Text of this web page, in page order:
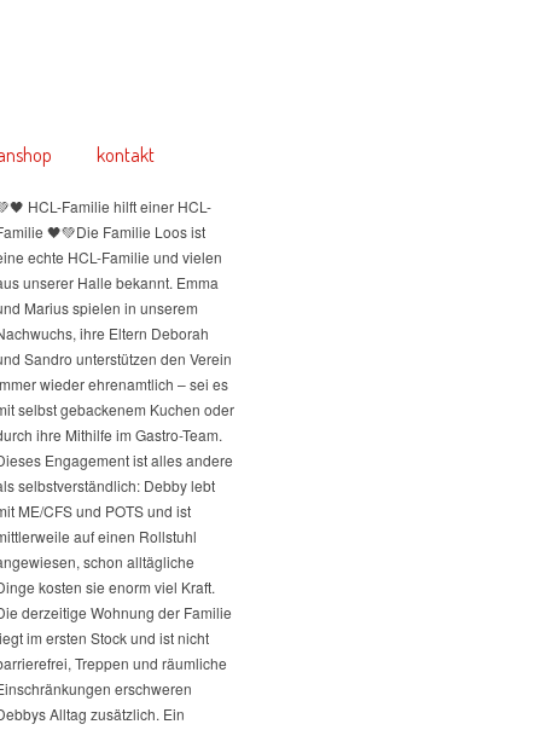
kontakt
HCL-Familie hilft einer HCL-
🖤💚Die Familie Loos ist
echte HCL-Familie und vielen
unserer Halle bekannt. Emma
Marius spielen in unserem
ihre Eltern Deborah
Sandro unterstützen den Verein
wieder ehrenamtlich – sei es
selbst gebackenem Kuchen oder
ihre Mithilfe im Gastro-Team.
Engagement ist alles andere
selbstverständlich: Debby lebt
ME/CFS und POTS und ist
auf einen Rollstuhl
schon alltägliche
kosten sie enorm viel Kraft.
derzeitige Wohnung der Familie
im ersten Stock und ist nicht
Treppen und räumliche
erschweren
Alltag zusätzlich. Ein